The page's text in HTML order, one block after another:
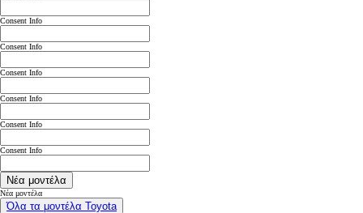
Consent Info
Consent Info
Consent Info
Consent Info
Consent Info
Consent Info
Νέα μοντέλα
Νέα μοντέλα
Όλα τα μοντέλα Toyota